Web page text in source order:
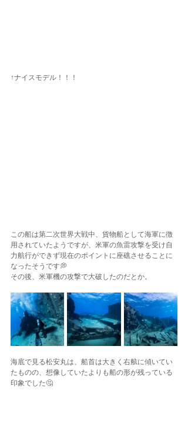
↑ナイスモデル！！！
この船は第二次世界大戦中、貨物船として海軍に徴
用されていたようですが、米軍の魚雷攻撃を受け自
力航行ができず現在のポイントに座礁させることに
なったそうです💭
その後、米軍機の攻撃で大破したのだとか。
海底で見る松安丸は、船首は大きく右舷に傾いてい
たものの、想像していたよりも船の形が残っている
印象でした🤔